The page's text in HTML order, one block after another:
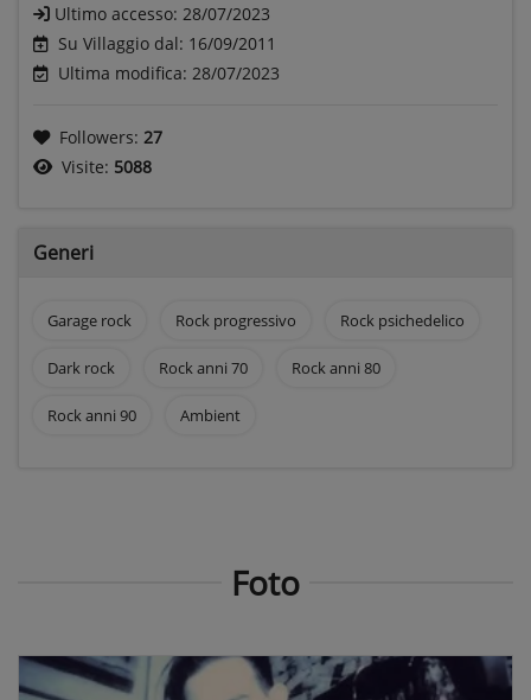
Ultimo accesso: 28/07/2023
Su Villaggio dal: 16/09/2011
Ultima modifica: 28/07/2023
Followers: 27
Visite: 5088
Generi
Garage rock Rock progressivo Rock psichedelico
Dark rock Rock anni 70 Rock anni 80
Rock anni 90 Ambient
Foto